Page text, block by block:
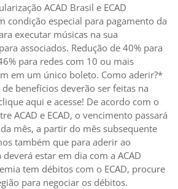
ACAD Brasil e ECAD
condição especial para pagamento da
executar músicas na sua
associados. Redução de 40% para
para redes com 10 ou mais
em um único boleto. Como aderir?*
benefícios deverão ser feitas na
aqui e acesse! De acordo com o
ACAD e ECAD, o vencimento passará
mês, a partir do mês subsequente
também que para aderir ao
estar em dia com a ACAD
tem débitos com o ECAD, procure
para negociar os débitos.